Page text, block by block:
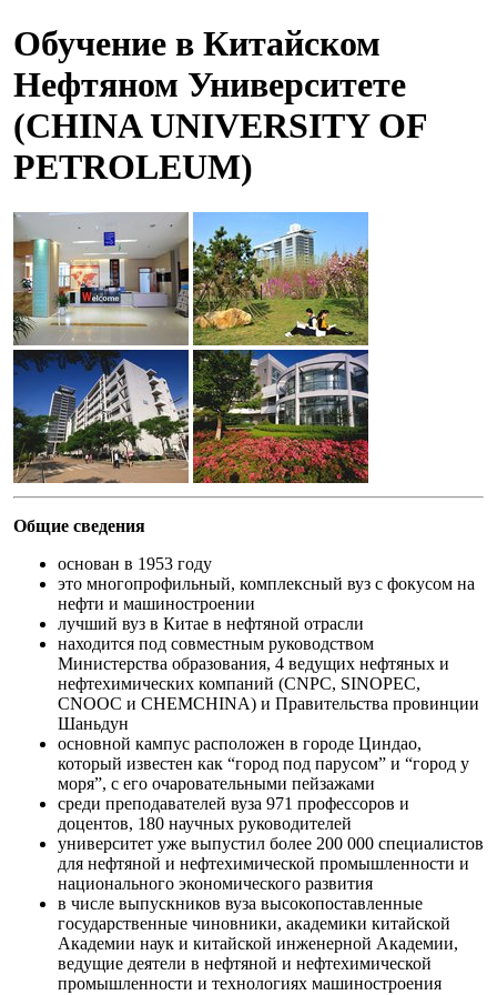
Обучение в Китайском
Нефтяном Университете
(CHINA UNIVERSITY OF
PETROLEUM)
Общие сведения
основан в 1953 году
это многопрофильный, комплексный вуз с фокусом на
нефти и машиностроении
лучший вуз в Китае в нефтяной отрасли
находится под совместным руководством
Министерства образования, 4 ведущих нефтяных и
нефтехимических компаний (CNPC, SINOPEC,
CNOOC и CHEMCHINA) и Правительства провинции
Шаньдун
основной кампус расположен в городе Циндао,
который известен как “город под парусом” и “город у
моря”, с его очаровательными пейзажами
среди преподавателей вуза 971 профессоров и
доцентов, 180 научных руководителей
университет уже выпустил более 200 000 специалистов
для нефтяной и нефтехимической промышленности и
национального экономического развития
в числе выпускников вуза высокопоставленные
государственные чиновники, академики китайской
Академии наук и китайской инженерной Академии,
ведущие деятели в нефтяной и нефтехимической
промышленности и технологиях машиностроения